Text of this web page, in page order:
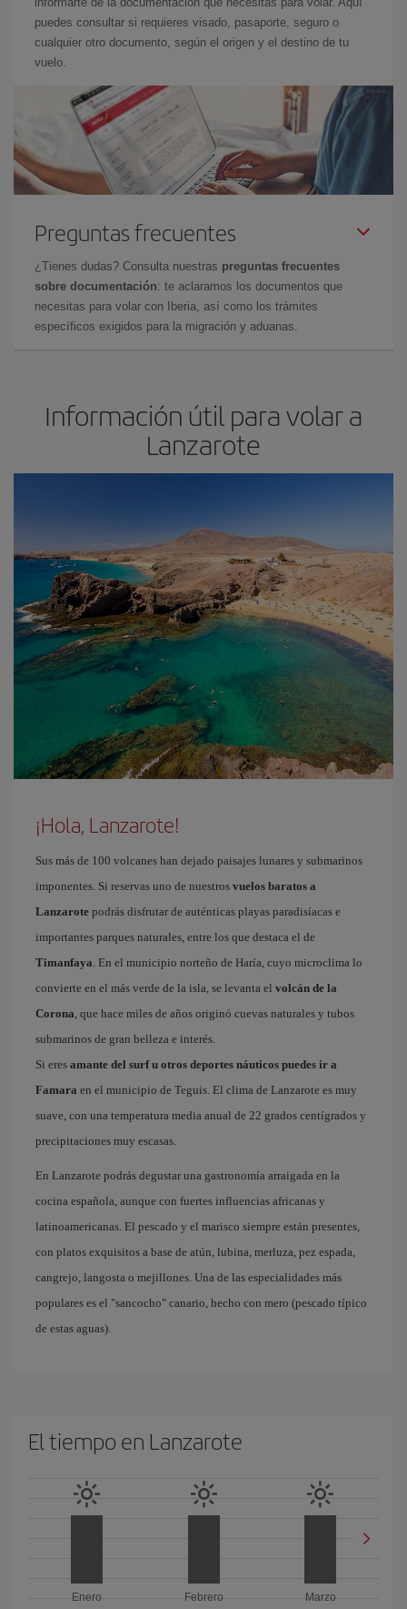
puedes consultar si requieres visado, pasaporte, seguro o
cualquier otro documento, según el origen y el destino de tu
vuelo.
Preguntas frecuentes
¿Tienes dudas? Consulta nuestras preguntas frecuentes
sobre documentación: te aclaramos los documentos que
necesitas para volar con Iberia, así como los trámites
específicos exigidos para la migración y aduanas.
Información útil para volar a
Lanzarote
¡Hola, Lanzarote!
Sus más de 100 volcanes han dejado paisajes lunares y submarinos
imponentes. Si reservas uno de nuestros vuelos baratos a
Lanzarote podrás disfrutar de auténticas playas paradisíacas e
importantes parques naturales, entre los que destaca el de
Timanfaya. En el municipio norteño de Haría, cuyo microclima lo
convierte en el más verde de la isla, se levanta el volcán de la
Corona, que hace miles de años originó cuevas naturales y tubos
submarinos de gran belleza e interés.
Si eres amante del surf u otros deportes náuticos puedes ir a
Famara en el municipio de Teguis. El clima de Lanzarote es muy
suave, con una temperatura media anual de 22 grados centígrados y
precipitaciones muy escasas.
En Lanzarote podrás degustar una gastronomía arraigada en la
cocina española, aunque con fuertes influencias africanas y
latinoamericanas. El pescado y el marisco siempre están presentes,
con platos exquisitos a base de atún, lubina, merluza, pez espada,
cangrejo, langosta o mejillones. Una de las especialidades más
populares es el "sancocho" canario, hecho con mero (pescado típico
de estas aguas).
El tiempo en Lanzarote
Enero
Febrero
Marzo